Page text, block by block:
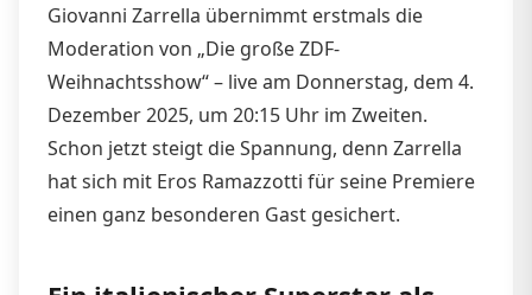
Giovanni Zarrella übernimmt erstmals die
Moderation von „Die große ZDF-
Weihnachtsshow“ – live am Donnerstag, dem 4.
Dezember 2025, um 20:15 Uhr im Zweiten.
Schon jetzt steigt die Spannung, denn Zarrella
hat sich mit Eros Ramazzotti für seine Premiere
einen ganz besonderen Gast gesichert.